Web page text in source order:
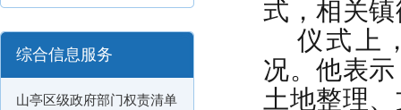
综合信息服务
山亭区级政府部门权责清单
式，相关
仪式上
况。他表
土地整理